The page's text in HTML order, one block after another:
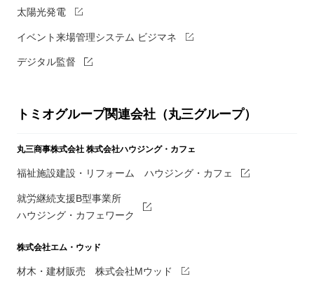
太陽光発電
イベント来場管理システム ビジマネ
デジタル監督
トミオグループ関連会社（丸三グループ）
丸三商事株式会社 株式会社ハウジング・カフェ
福祉施設建設・リフォーム ハウジング・カフェ
就労継続支援B型事業所
ハウジング・カフェワーク
株式会社エム・ウッド
材木・建材販売 株式会社Mウッド